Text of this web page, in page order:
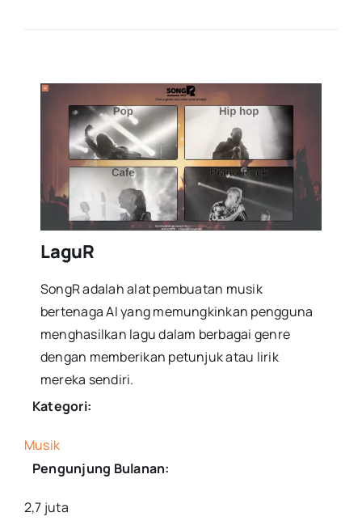
LaguR
SongR adalah alat pembuatan musik
bertenaga AI yang memungkinkan pengguna
menghasilkan lagu dalam berbagai genre
dengan memberikan petunjuk atau lirik
mereka sendiri.
Kategori:
Musik
Pengunjung Bulanan:
2,7 juta